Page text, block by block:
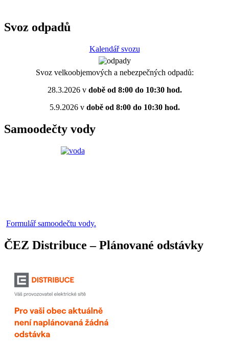
Svoz odpadů
Kalendář svozu
Svoz velkoobjemových a nebezpečných odpadů:
28.3.2026 vdobě od 8:00 do 10:30 hod.
5.9.2026 vdobě od 8:00 do 10:30 hod.
Samoodečty vody
Formulář samoodečtu vody.
ČEZ Distribuce – Plánované odstávky